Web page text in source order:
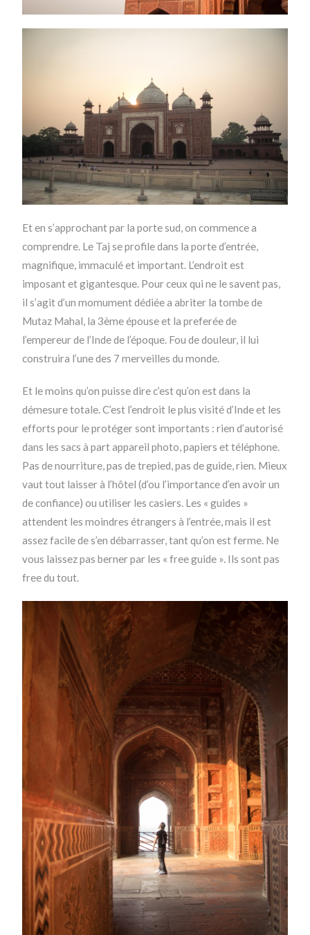
Et en s’approchant par la porte sud, on commence a
comprendre. Le Taj se profile dans la porte d’entrée,
magnifique, immaculé et important. L’endroit est
imposant et gigantesque. Pour ceux qui ne le savent pas,
il s’agit d’un momument dédiée a abriter la tombe de
Mutaz Mahal, la 3ème épouse et la preferée de
l’empereur de l’Inde de l’époque. Fou de douleur, il lui
construira l’une des 7 merveilles du monde.
Et le moins qu’on puisse dire c’est qu’on est dans la
démesure totale. C’est l’endroit le plus visité d’Inde et les
efforts pour le protéger sont importants : rien d’autorisé
dans les sacs à part appareil photo, papiers et téléphone.
Pas de nourriture, pas de trepied, pas de guide, rien. Mieux
vaut tout laisser à l’hôtel (d’ou l’importance d’en avoir un
de confiance) ou utiliser les casiers. Les « guides »
attendent les moindres étrangers à l’entrée, mais il est
assez facile de s’en débarrasser, tant qu’on est ferme. Ne
vous laissez pas berner par les « free guide ». Ils sont pas
free du tout.